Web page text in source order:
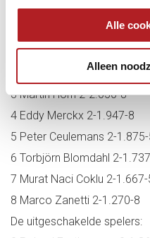
Alle
Alleen
het speelritme weer op te
De ranking na de eerste
1 Tayfun Tasdemir 2-2.846-
2 Dick Jaspers 2-2.625-10
3 Martin Horn 2-2.050-8
4 Eddy Merckx 2-1.947-8
5 Peter Ceulemans 2-
6 Torbjörn Blomdahl 2-
7 Murat Naci Coklu 2-1.667-
8 Marco Zanetti 2-1.270-8
De uitgeschakelde spelers: